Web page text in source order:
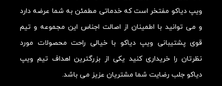
ویپ دیاکو مفتخر است که خدماتی مطمئن به شما عرضه دارد
و می توانید با اطمینان از اصالت اجناس این مجموعه و تیم
قوی پشتیبانی ویپ دیاکو با خیالی راحت محصولات مورد
نظرتان را خریداری کنید یکی از بزرگترین اهداف تیم ویپ
دیاکو جلب رضایت شما مشتریان عزیز می باشد.